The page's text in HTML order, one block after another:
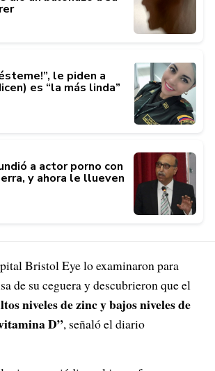
le piden a
es “la más linda”
a actor porno con
y ahora le llueven
Bristol Eye lo examinaron para
de su ceguera y descubrieron que el
niveles de zinc y bajos niveles de
D”, señaló el diario